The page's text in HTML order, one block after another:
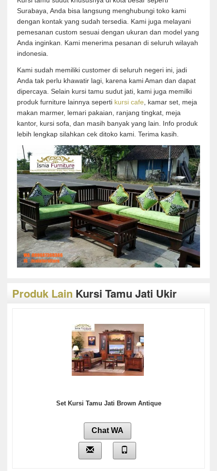
Surabaya, Anda bisa langsung menghubungi toko kami
dengan kontak yang sudah tersedia. Kami juga melayani
pemesanan custom sesuai dengan ukuran dan model yang
Anda inginkan. Kami menerima pesanan di seluruh wilayah
indonesia.
Kami sudah memiliki customer di seluruh negeri ini, jadi
Anda tak perlu khawatir lagi, karena kami Aman dan dapat
dipercaya. Selain kursi tamu sudut jati, kami juga memilki
produk furniture lainnya seperti kursi cafe , kamar set, meja
makan marmer, lemari pakaian, ranjang tingkat, meja
kantor, kursi sofa, dan masih banyak yang lain. Info produk
lebih lengkap silahkan cek ditoko kami. Terima kasih.
Produk Lain Kursi Tamu Jati Ukir
Set Kursi Tamu Jati Brown Antique
Chat WA